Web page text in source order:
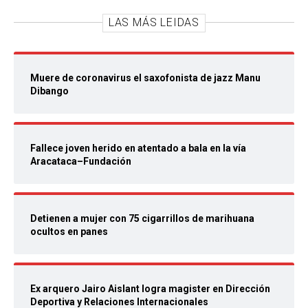
LAS MÁS LEIDAS
Muere de coronavirus el saxofonista de jazz Manu
Dibango
Fallece joven herido en atentado a bala en la vía
Aracataca–Fundación
Detienen a mujer con 75 cigarrillos de marihuana
ocultos en panes
Ex arquero Jairo Aislant logra magister en Dirección
Deportiva y Relaciones Internacionales